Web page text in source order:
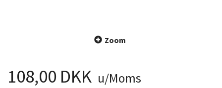
Zoom
108,00 DKK u/Moms